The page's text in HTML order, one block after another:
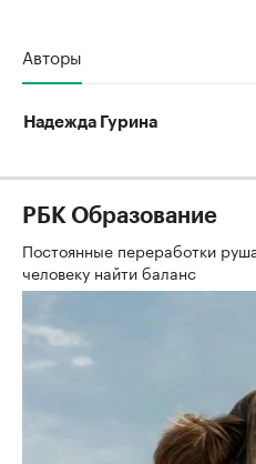
Авторы
Надежда Гурина
РБК Образование
Постоянные переработки
человеку найти баланс